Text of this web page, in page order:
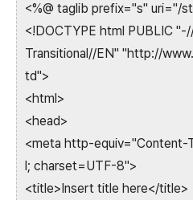
<%@ taglib prefix="s" uri="/
<!DOCTYPE html PUBLIC
Transitional//EN" "http://
td">
<html>
<head>
<meta http-
l; charset=UTF-8">
<title>Insert title here</title>